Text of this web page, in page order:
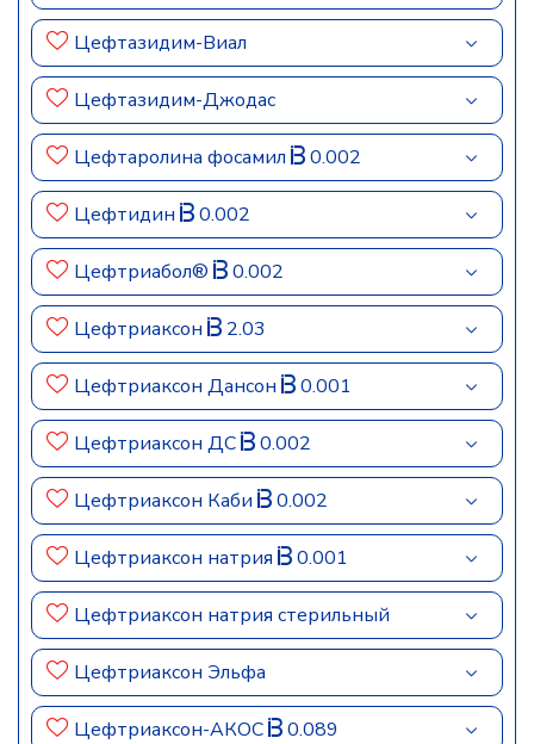
Цефтазидим-Виал
Цефтазидим-Джодас
Цефтаролина фосамил 0.002
Цефтидин 0.002
Цефтриабол® 0.002
Цефтриаксон 2.03
Цефтриаксон Дансон 0.001
Цефтриаксон ДС 0.002
Цефтриаксон Каби 0.002
Цефтриаксон натрия 0.001
Цефтриаксон натрия стерильный
Цефтриаксон Эльфа
Цефтриаксон-АКОС 0.089